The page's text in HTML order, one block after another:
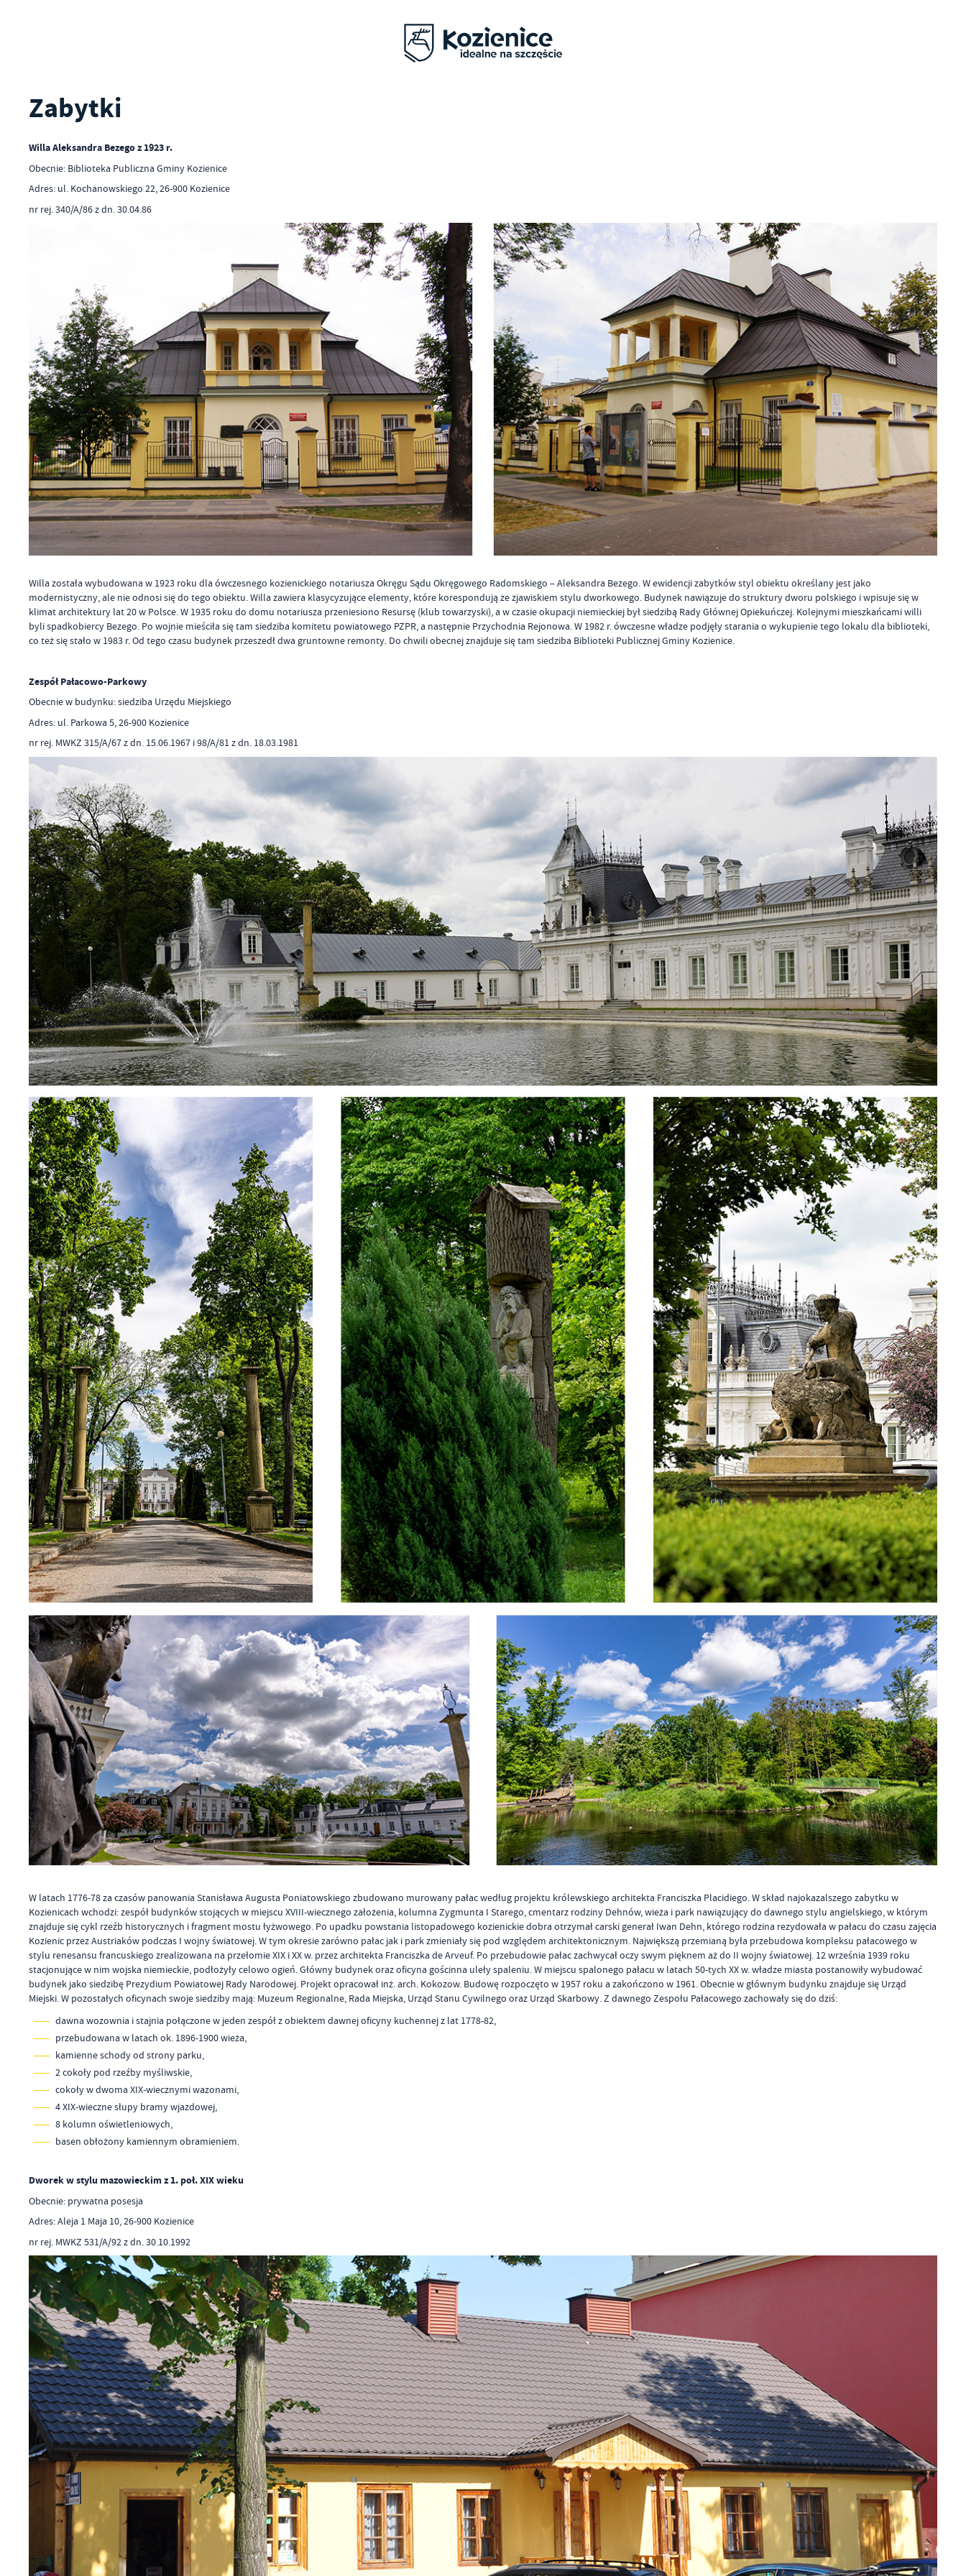
Zabytki
Willa Aleksandra Bezego z 1923 r.
Obecnie: Biblioteka Publiczna Gminy Kozienice
Adres: ul. Kochanowskiego 22, 26-900 Kozienice
nr rej. 340/A/86 z dn. 30.04.86
Willa została wybudowana w 1923 roku dla ówczesnego kozienickiego notariusza Okręgu Sądu Okręgowego Radomskiego – Aleksandra Bezego. W ewidencji zabytków styl obiektu określany jest jako
modernistyczny, ale nie odnosi się do tego obiektu. Willa zawiera klasycyzujące elementy, które korespondują ze zjawiskiem stylu dworkowego. Budynek nawiązuje do struktury dworu polskiego i wpisuje się w
klimat architektury lat 20 w Polsce. W 1935 roku do domu notariusza przeniesiono Resursę (klub towarzyski), a w czasie okupacji niemieckiej był siedzibą Rady Głównej Opiekuńczej. Kolejnymi mieszkańcami willi
byli spadkobiercy Bezego. Po wojnie mieściła się tam siedziba komitetu powiatowego PZPR, a następnie Przychodnia Rejonowa. W 1982 r. ówczesne władze podjęły starania o wykupienie tego lokalu dla biblioteki,
co też się stało w 1983 r. Od tego czasu budynek przeszedł dwa gruntowne remonty. Do chwili obecnej znajduje się tam siedziba Biblioteki Publicznej Gminy Kozienice.
Zespół Pałacowo-Parkowy
Obecnie w budynku: siedziba Urzędu Miejskiego
Adres: ul. Parkowa 5, 26-900 Kozienice
nr rej. MWKZ 315/A/67 z dn. 15.06.1967 i 98/A/81 z dn. 18.03.1981
W latach 1776-78 za czasów panowania Stanisława Augusta Poniatowskiego zbudowano murowany pałac według projektu królewskiego architekta Franciszka Placidiego. W skład najokazalszego zabytku w
Kozienicach wchodzi: zespół budynków stojących w miejscu XVIII-wiecznego założenia, kolumna Zygmunta I Starego, cmentarz rodziny Dehnów, wieża i park nawiązujący do dawnego stylu angielskiego, w którym
znajduje się cykl rzeźb historycznych i fragment mostu łyżwowego. Po upadku powstania listopadowego kozienickie dobra otrzymał carski generał Iwan Dehn, którego rodzina rezydowała w pałacu do czasu zajęcia
Kozienic przez Austriaków podczas I wojny światowej. W tym okresie zarówno pałac jak i park zmieniały się pod względem architektonicznym. Największą przemianą była przebudowa kompleksu pałacowego w
stylu renesansu francuskiego zrealizowana na przełomie XIX i XX w. przez architekta Franciszka de Arveuf. Po przebudowie pałac zachwycał oczy swym pięknem aż do II wojny światowej. 12 września 1939 roku
stacjonujące w nim wojska niemieckie, podłożyły celowo ogień. Główny budynek oraz oficyna gościnna uleły spaleniu. W miejscu spalonego pałacu w latach 50-tych XX w. władze miasta postanowiły wybudować
budynek jako siedzibę Prezydium Powiatowej Rady Narodowej. Projekt opracował inż. arch. Kokozow. Budowę rozpoczęto w 1957 roku a zakończono w 1961. Obecnie w głównym budynku znajduje się Urząd
Miejski. W pozostałych oficynach swoje siedziby mają: Muzeum Regionalne, Rada Miejska, Urząd Stanu Cywilnego oraz Urząd Skarbowy. Z dawnego Zespołu Pałacowego zachowały się do dziś:
dawna wozownia i stajnia połączone w jeden zespół z obiektem dawnej oficyny kuchennej z lat 1778-82,
przebudowana w latach ok. 1896-1900 wieża,
kamienne schody od strony parku,
2 cokoły pod rzeźby myśliwskie,
cokoły w dwoma XIX-wiecznymi wazonami,
4 XIX-wieczne słupy bramy wjazdowej,
8 kolumn oświetleniowych,
basen obłożony kamiennym obramieniem.
Dworek w stylu mazowieckim z 1. poł. XIX wieku
Obecnie: prywatna posesja
Adres: Aleja 1 Maja 10, 26-900 Kozienice
nr rej. MWKZ 531/A/92 z dn. 30.10.1992